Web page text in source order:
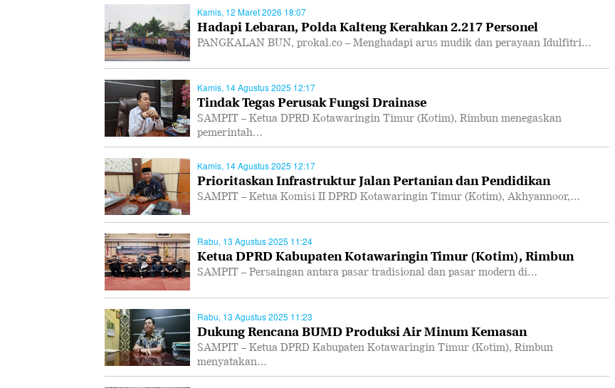
Kamis, 12 Maret 2026 18:07
Hadapi Lebaran, Polda Kalteng Kerahkan 2.217 Personel
PANGKALAN BUN, prokal.co – Menghadapi arus mudik dan perayaan Idulfitri…
Kamis, 14 Agustus 2025 12:17
Tindak Tegas Perusak Fungsi Drainase
SAMPIT – Ketua DPRD Kotawaringin Timur (Kotim), Rimbun menegaskan
pemerintah…
Kamis, 14 Agustus 2025 12:17
Prioritaskan Infrastruktur Jalan Pertanian dan Pendidikan
SAMPIT – Ketua Komisi II DPRD Kotawaringin Timur (Kotim), Akhyannoor,…
Rabu, 13 Agustus 2025 11:24
Ketua DPRD Kabupaten Kotawaringin Timur (Kotim), Rimbun
SAMPIT – Persaingan antara pasar tradisional dan pasar modern di…
Rabu, 13 Agustus 2025 11:23
Dukung Rencana BUMD Produksi Air Minum Kemasan
SAMPIT – Ketua DPRD Kabupaten Kotawaringin Timur (Kotim), Rimbun
menyatakan…